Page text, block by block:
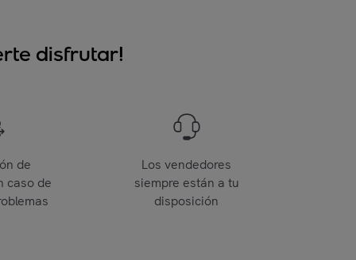
disfrutar!
de
caso de
Los vendedores
siempre están a tu
disposición